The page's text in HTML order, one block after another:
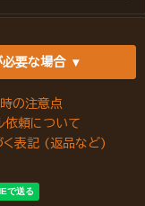
必要な場合
の注意点
依頼について
く表記 (返品など)